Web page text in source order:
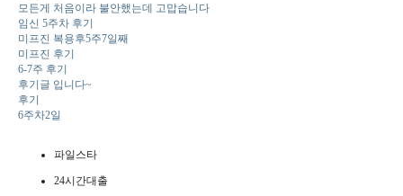
모든게 처음이라 불안했는데 고맙습니다
임신 5주차 후기
미프진 복용후5주7일째
미프진 후기
6-7주 후기
후기글 입니다~
후기
6주차2일
파일스타
24시간대출